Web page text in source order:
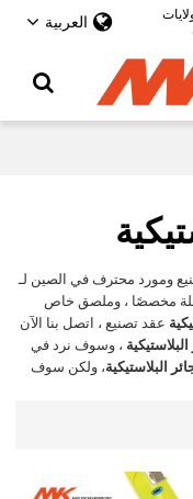
العربية
ومورد محترف في الصين لـ
مخصصًا ، وملصق خاص
عقد تصنيع ، اتصل بنا الآن
، وسوف نرد في
البلاستيكية، ولكن سوف